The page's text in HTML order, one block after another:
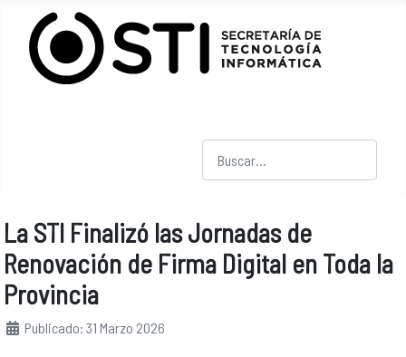
La STI Finalizó las Jornadas de
Renovación de Firma Digital en Toda la
Provincia
DetallesPublicado: 31 Marzo 2026